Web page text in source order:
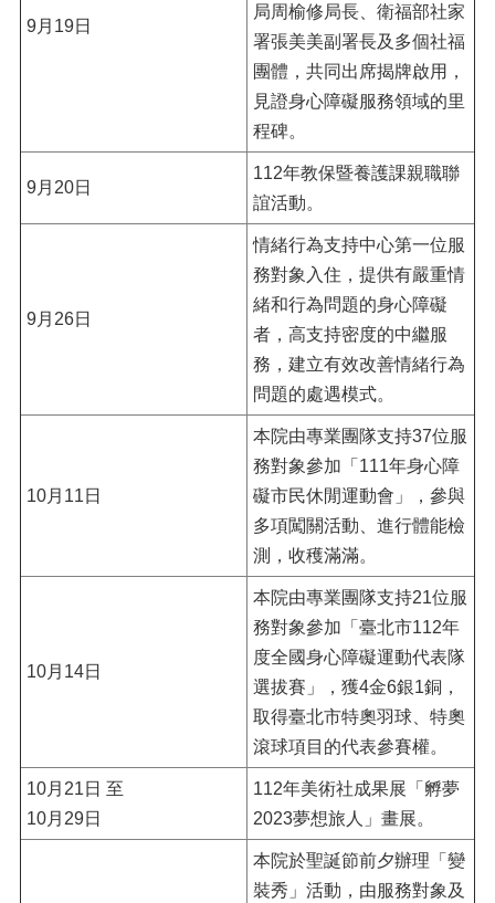
9月19日
局周榆修局長、衛福部社家
署張美美副署長及多個社福
團體，共同出席揭牌啟用，
見證身心障礙服務領域的里
程碑。
9月20日
112年教保暨養護課親職聯
誼活動。
9月26日
情緒行為支持中心第一位服
務對象入住，提供有嚴重情
緒和行為問題的身心障礙
者，高支持密度的中繼服
務，建立有效改善情緒行為
問題的處遇模式。
10月11日
本院由專業團隊支持37位服
務對象參加「111年身心障
礙市民休閒運動會」，參與
多項闖關活動、進行體能檢
測，收穫滿滿。
10月14日
本院由專業團隊支持21位服
務對象參加「臺北市112年
度全國身心障礙運動代表隊
選拔賽」，獲4金6銀1銅，
取得臺北市特奧羽球、特奧
滾球項目的代表參賽權。
10月21日 至
10月29日
112年美術社成果展「孵夢
2023夢想旅人」畫展。
本院於聖誕節前夕辦理「變
裝秀」活動，由服務對象及